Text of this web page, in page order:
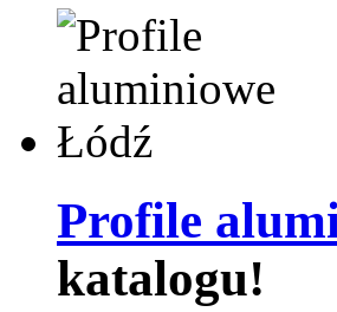
Profile
katalogu!